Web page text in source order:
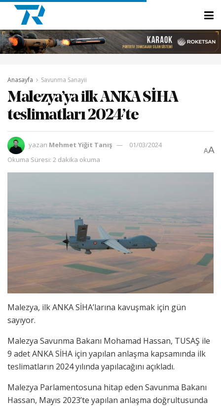
Anasayfa Savunma Sanayii
Malezya’ya ilk ANKA SİHA
teslimatları 2024’te
yazan Mehmet Yiğit Tanış
01/03/2024
Okuma Süresi: 2 dakika okuma
AA
Malezya, ilk ANKA SİHA’larına kavuşmak için gün
sayıyor.
Malezya Savunma Bakanı Mohamad Hassan, TUSAŞ ile
9 adet ANKA SİHA için yapılan anlaşma kapsamında ilk
teslimatların 2024 yılında yapılacağını açıkladı.
Malezya Parlamentosuna hitap eden Savunma Bakanı
Hassan, Mayıs 2023’te yapılan anlaşma doğrultusunda